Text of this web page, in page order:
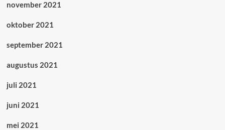
november 2021
oktober 2021
september 2021
augustus 2021
juli 2021
juni 2021
mei 2021